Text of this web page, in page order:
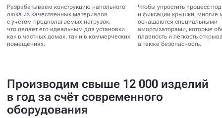
Разрабатываем конструкцию напольного
люка из качественных материалов
с учётом предполагаемых нагрузок,
что делает его идеальным для установки
как в частных домах, так и в коммерческих
помещениях.
Чтобы упростить процесс
и фиксации крышки, многие
оснащаются специальными
амортизаторами, которые
плавность и лёгкость
а также безопасность.
Производим свыше 12 000 изделий
в год за счёт современного
оборудования